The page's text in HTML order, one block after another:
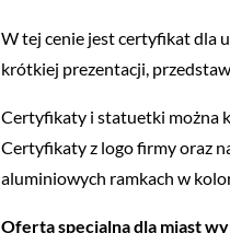
W tej cenie jest certyfikat dla
krótkiej prezentacji,
Certyfikaty i statuetki można
Certyfikaty z logo firmy oraz
aluminiowych ramkach w
Oferta specjalna dla miast